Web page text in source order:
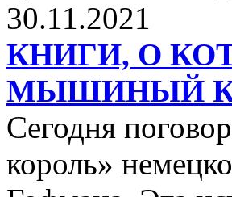
30.11.2021
КНИГИ, О
МЫШИНЫЙ
Сегодня
король»